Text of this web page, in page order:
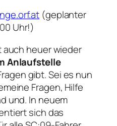
(geplanter
Uhr!)
heuer wieder
Anlaufstelle
gibt. Sei es nun
Fragen, Hilfe
und. In neuem
sich das